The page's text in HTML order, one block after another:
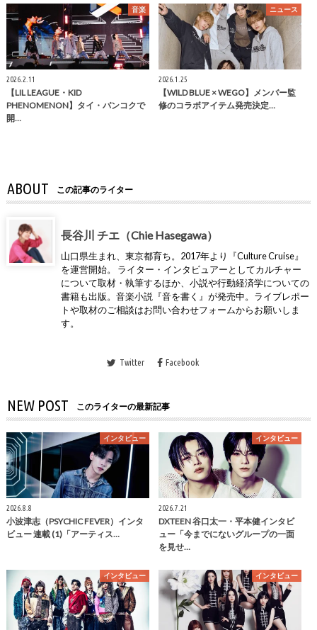
音楽
2026.2.11
【LIL LEAGUE・KID
PHENOMENON】タイ・バンコクで
開…
ニュース
2026.1.25
【WILD BLUE × WEGO】メンバー監
修のコラボアイテム発売決定…
ABOUT この記事のライター
長谷川 チエ（Chie Hasegawa）
山口県生まれ、東京都育ち。2017年より『Culture Cruise』
を運営開始。 ライター・インタビュアーとしてカルチャー
について取材・執筆するほか、小説や行動経済学についての
書籍も出版。音楽小説『音を書く』が発売中。ライブレポー
トや取材のご相談はお問い合わせフォームからお願いしま
す。
Twitter Facebook
NEW POST このライターの最新記事
インタビュー
2026.8.8
小波津志（PSYCHIC FEVER）インタ
ビュー 連載 (1)「アーティス…
インタビュー
2026.7.21
DXTEEN 谷口太一・平本健インタビ
ュー「今までにないグループの一面
を見せ…
インタビュー インタビュー